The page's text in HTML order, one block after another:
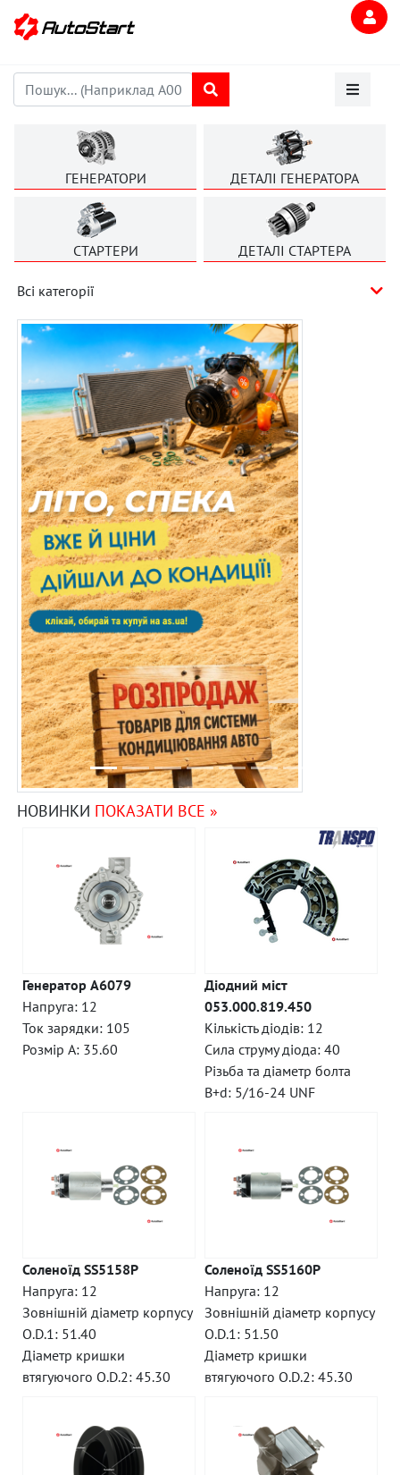
ГЕНЕРАТОРИ ДЕТАЛІ ГЕНЕРАТОРА
СТАРТЕРИ ДЕТАЛІ СТАРТЕРА
Всі категорії
НОВИНКИ ПОКАЗАТИ ВСЕ »
Генератор A6079
Напруга: 12
Ток зарядки: 105
Розмір A: 35.60
Діодний міст
053.000.819.450
Кількість діодів: 12
Сила струму діода: 40
Різьба та діаметр болта
B+d: 5/16-24 UNF
Соленоїд SS5158P
Напруга: 12
Зовнішній діаметр корпусу
O.D.1: 51.40
Діаметр кришки
втягуючого O.D.2: 45.30
Соленоїд SS5160P
Напруга: 12
Зовнішній діаметр корпусу
O.D.1: 51.50
Діаметр кришки
втягуючого O.D.2: 45.30